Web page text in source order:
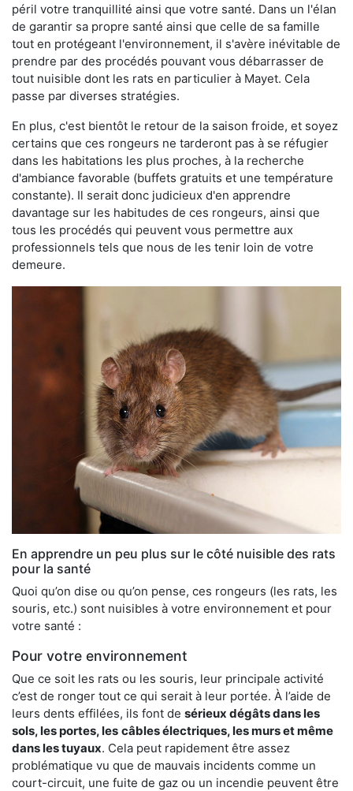
péril votre tranquillité ainsi que votre santé. Dans un l'élan
de garantir sa propre santé ainsi que celle de sa famille
tout en protégeant l'environnement, il s'avère inévitable de
prendre par des procédés pouvant vous débarrasser de
tout nuisible dont les rats en particulier à Mayet. Cela
passe par diverses stratégies.
En plus, c'est bientôt le retour de la saison froide, et soyez
certains que ces rongeurs ne tarderont pas à se réfugier
dans les habitations les plus proches, à la recherche
d'ambiance favorable (buffets gratuits et une température
constante). Il serait donc judicieux d'en apprendre
davantage sur les habitudes de ces rongeurs, ainsi que
tous les procédés qui peuvent vous permettre aux
professionnels tels que nous de les tenir loin de votre
demeure.
En apprendre un peu plus sur le côté nuisible des rats
pour la santé
Quoi qu’on dise ou qu’on pense, ces rongeurs (les rats, les
souris, etc.) sont nuisibles à votre environnement et pour
votre santé :
Pour votre environnement
Que ce soit les rats ou les souris, leur principale activité
c’est de ronger tout ce qui serait à leur portée. À l’aide de
leurs dents effilées, ils font de sérieux dégâts dans les
sols, les portes, les câbles électriques, les murs et même
dans les tuyaux. Cela peut rapidement être assez
problématique vu que de mauvais incidents comme un
court-circuit, une fuite de gaz ou un incendie peuvent être